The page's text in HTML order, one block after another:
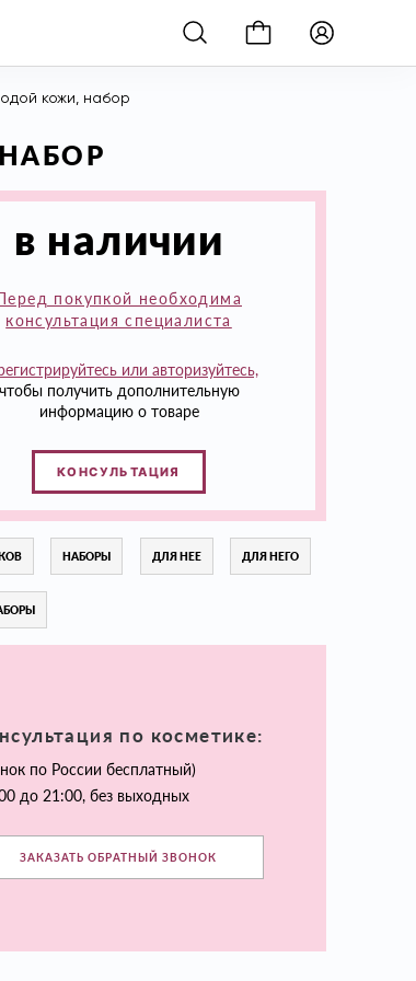
кожи, набор
в наличии
покупкой необходима
консультация специалиста
или авторизуйтесь,
чтобы получить дополнительную
информацию о товаре
КОНСУЛЬТАЦИЯ
НАБОРЫ ДЛЯ НЕЕ ДЛЯ НЕГО
по косметике:
по России бесплатный)
до 21:00, без выходных
ЗАКАЗАТЬ ОБРАТНЫЙ ЗВОНОК